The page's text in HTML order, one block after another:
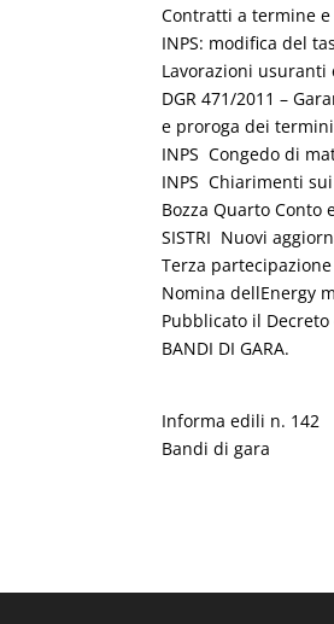
Contratti a termine e
INPS: modifica del
Lavorazioni
DGR 471/2011 –
e proroga dei
INPS  Congedo di
INPS  Chiarimenti
Bozza Quarto Conto
SISTRI  Nuovi
Terza
Nomina dellEnergy
Pubblicato il
BANDI DI GARA.
Informa edili n. 142
Bandi di gara